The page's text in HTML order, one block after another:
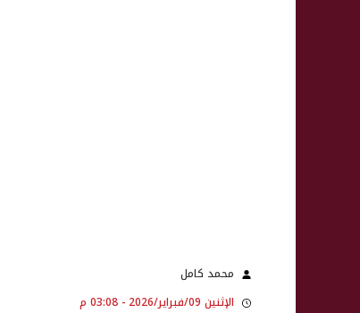
محمد كامل
الإثنين 09/فبراير/2026 - 03:08 م